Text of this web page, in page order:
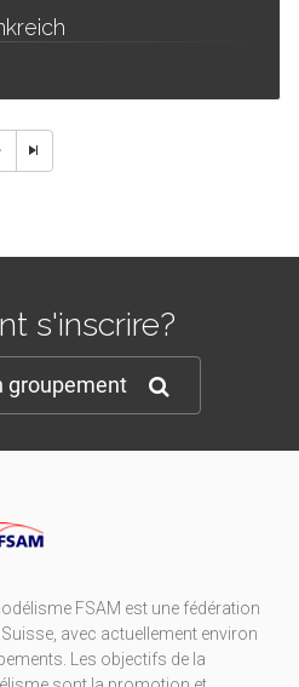
s'inscrire?
groupement
FSAM est une fédération
avec actuellement environ
Les objectifs de la